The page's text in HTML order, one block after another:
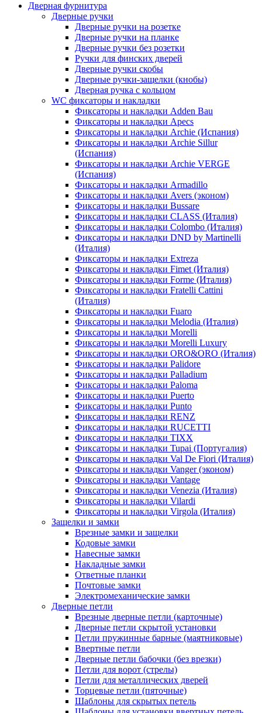
Дверная фурнитура
Дверные ручки
Дверные ручки на розетке
Дверные ручки на планке
Дверные ручки без розетки
Ручки для финских дверей
Дверные ручки скобы
Дверные ручки-защелки (кнобы)
Дверная ручка с кольцом
WC фиксаторы и накладки
Фиксаторы и накладки Adden Bau
Фиксаторы и накладки Apecs
Фиксаторы и накладки Archie (Испания)
Фиксаторы и накладки Archie Sillur
(Испания)
Фиксаторы и накладки Archie VERGE
(Испания)
Фиксаторы и накладки Armadillo
Фиксаторы и накладки Avers (эконом)
Фиксаторы и накладки Bussare
Фиксаторы и накладки CLASS (Италия)
Фиксаторы и накладки Colombo (Италия)
Фиксаторы и накладки DND by Martinelli
(Италия)
Фиксаторы и накладки Extreza
Фиксаторы и накладки Fimet (Италия)
Фиксаторы и накладки Forme (Италия)
Фиксаторы и накладки Fratelli Cattini
(Италия)
Фиксаторы и накладки Fuaro
Фиксаторы и накладки Melodia (Италия)
Фиксаторы и накладки Morelli
Фиксаторы и накладки Morelli Luxury
Фиксаторы и накладки ORO&ORO (Италия)
Фиксаторы и накладки Palidore
Фиксаторы и накладки Palladium
Фиксаторы и накладки Paloma
Фиксаторы и накладки Puerto
Фиксаторы и накладки Punto
Фиксаторы и накладки RENZ
Фиксаторы и накладки RUCETTI
Фиксаторы и накладки TIXX
Фиксаторы и накладки Tupai (Португалия)
Фиксаторы и накладки Val De Fiori (Италия)
Фиксаторы и накладки Vanger (эконом)
Фиксаторы и накладки Vantage
Фиксаторы и накладки Venezia (Италия)
Фиксаторы и накладки Vilardi
Фиксаторы и накладки Virgola (Италия)
Защелки и замки
Врезные замки и защелки
Кодовые замки
Навесные замки
Накладные замки
Ответные планки
Почтовые замки
Электромеханические замки
Дверные петли
Врезные дверные петли (карточные)
Дверные петли скрытой установки
Петли пружинные барные (маятниковые)
Ввертные петли
Дверные петли бабочки (без врезки)
Петли для ворот (стрелы)
Петли для металлических дверей
Торцевые петли (пяточные)
Шаблоны для скрытых петель